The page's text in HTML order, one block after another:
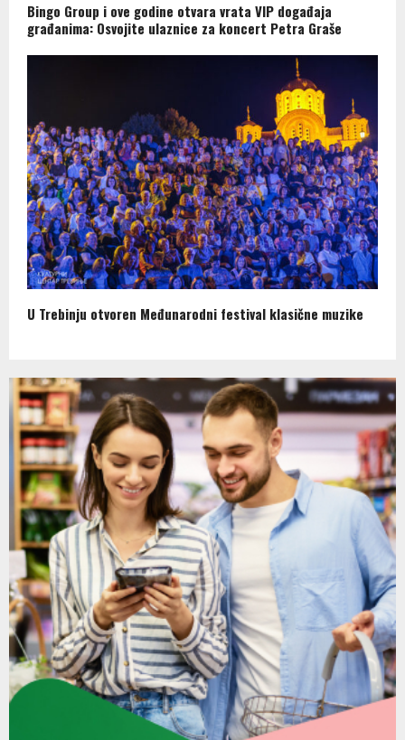
Bingo Group i ove godine otvara vrata VIP događaja
građanima: Osvojite ulaznice za koncert Petra Graše
U Trebinju otvoren Međunarodni festival klasične muzike